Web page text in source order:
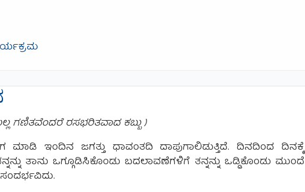
ಗಣಿತವೆಂದರೆ ರಸಭರಿತವಾದ ಕಬ್ಬು )
ಮಾಡಿ ಇಂದಿನ ಜಗತ್ತು ಧಾವಂತದಿ ದಾಪುಗಾಲಿಡುತ್ತಿದೆ. ದಿನದಿಂದ ದಿನಕ್ಕೆ
ತಾನು ಒಗ್ಗೂಡಿಸಿಕೊಂಡು ಬದಲಾವಣೆಗಳಿಗೆ ತನ್ನನ್ನು ಒಡ್ಡಿಕೊಂಡು ಮುಂದೆ